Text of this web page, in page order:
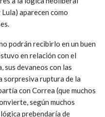
aparecen como
podrán recibirlo en un buen
en relación con el
sus devaneos con las
sorpresiva ruptura de la
con Correa (que muchos
según muchos
prebendaría de